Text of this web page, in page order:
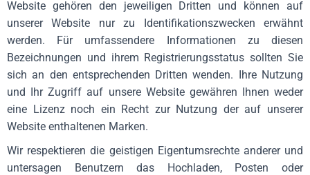
Website gehören den jeweiligen Dritten und können auf
unserer Website nur zu Identifikationszwecken erwähnt
werden. Für umfassendere Informationen zu diesen
Bezeichnungen und ihrem Registrierungsstatus sollten Sie
sich an den entsprechenden Dritten wenden. Ihre Nutzung
und Ihr Zugriff auf unsere Website gewähren Ihnen weder
eine Lizenz noch ein Recht zur Nutzung der auf unserer
Website enthaltenen Marken.
Wir respektieren die geistigen Eigentumsrechte anderer und
untersagen Benutzern das Hochladen, Posten oder